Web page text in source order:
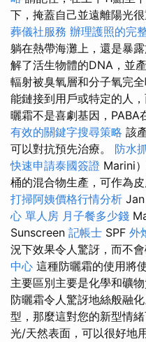
下，掩蓋自己並遠離陽光很
葬儀社服務 辦理護照的完
躺在熱帶海灘上，還是暴
解了活生物體的DNA，並
輻射被臭氧層和分子氧完
能鏈接到用戶或特定的人
曬霜不是喜劇基因，PABA
有效的關鍵字搜尋策略 該
可以對抗預先治療。 防水
快速申請泰國簽證 Marini
桶的混合物生產，可作為
打掃阿姨價格行情分析 Jan
心 單人房 月子餐多少錢
Sunscreen 記帳士 SPF 外
況下效果令人驚訝，而不會
中心 這種防曬霜的使用將
主要區別主要是化學和礦
防曬霜令人驚訝地絲般融
型，那麼這對您的新型情
光/天然表面，可以很好地